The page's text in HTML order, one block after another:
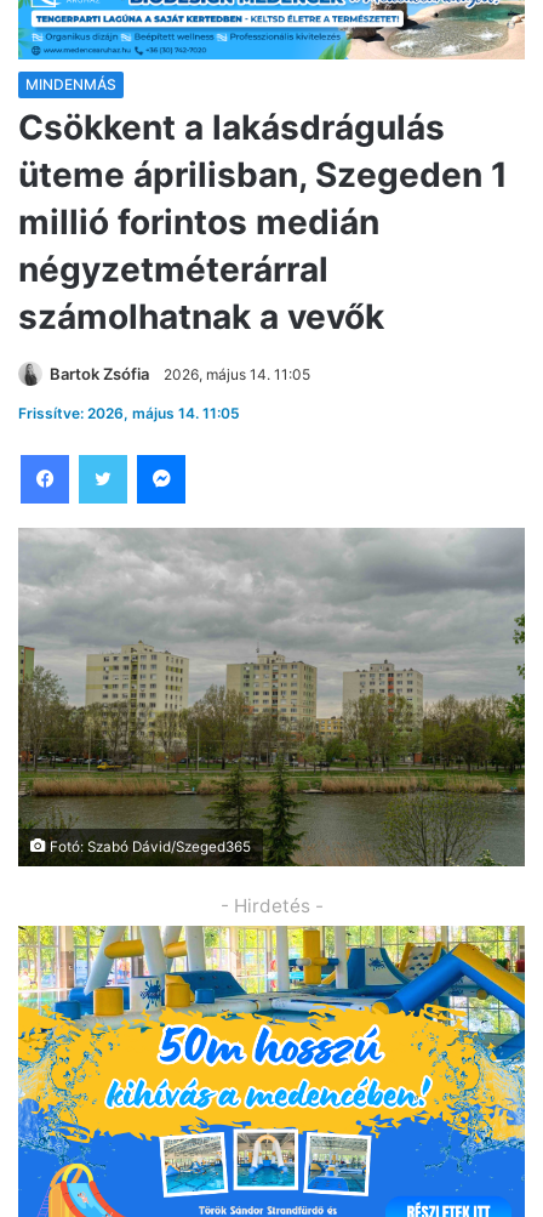
MINDENMÁS
Csökkent a lakásdrágulás
üteme áprilisban, Szegeden 1
millió forintos medián
négyzetméterárral
számolhatnak a vevők
Bartok Zsófia 2026, május 14. 11:05
Frissítve: 2026, május 14. 11:05
Fotó: Szabó Dávid/Szeged365
- Hirdetés -